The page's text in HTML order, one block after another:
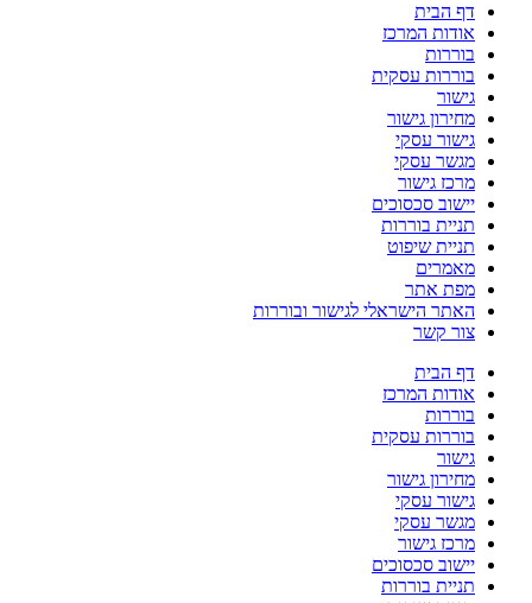
דף הבית
אודות המרכז
בוררות
בוררות עסקית
גישור
מחירון גישור
גישור עסקי
מגשר עסקי
מרכז גישור
יישוב סכסוכים
תניית בוררות
תניית שיפוט
מאמרים
מפת אתר
האתר הישראלי לגישור ובוררות
צור קשר
דף הבית
אודות המרכז
בוררות
בוררות עסקית
גישור
מחירון גישור
גישור עסקי
מגשר עסקי
מרכז גישור
יישוב סכסוכים
תניית בוררות